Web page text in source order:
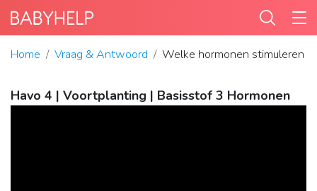
Home Vraag & Antwoord Welke hormonen stimuleren
Havo 4 | Voortplanting | Basisstof 3 Hormonen